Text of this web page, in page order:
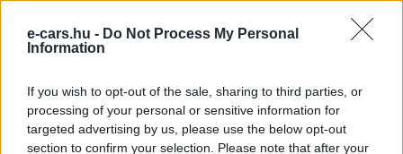
e-cars.hu - Do Not Process My Personal
Information
If you wish to opt-out of the sale, sharing to third parties, or
processing of your personal or sensitive information for
targeted advertising by us, please use the below opt-out
section to confirm your selection. Please note that after your
e-cars.hu
Érdekelnek a legfrissebb hírek az e-autók világából, vagy
foglalkoztatnak a legújabb fejlesztések az elektromosság és a
fenntarthatóság területén? Akkor jó helyen jársz!